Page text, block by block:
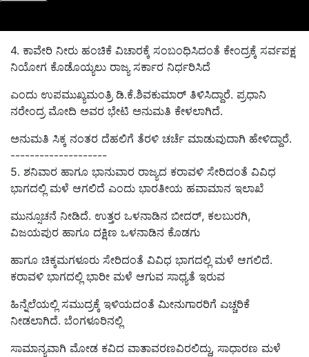
4. ಕಾವೇರಿ ನೀರು ಹಂಚಿಕೆ ವಿಚಾರಕ್ಕೆ ಸಂಬಂಧಿಸಿದಂತೆ ಕೇಂದ್ರಕ್ಕೆ ಸರ್ವಪಕ್ಷ
ನಿಯೋಗ ಕೊಡೊಯ್ಯಲು ರಾಜ್ಯ ಸರ್ಕಾರ ನಿರ್ಧರಿಸಿದೆ
ಎಂದು ಉಪಮುಖ್ಯಮಂತ್ರಿ ಡಿ.ಕೆ.ಶಿವಕುಮಾರ್ ತಿಳಿಸಿದ್ದಾರೆ. ಪ್ರಧಾನಿ
ನರೇಂದ್ರ ಮೋದಿ ಅವರ ಭೇಟಿ ಅನುಮತಿ ಕೇಳಲಾಗಿದೆ.
ಅನುಮತಿ ಸಿಕ್ಕ ನಂತರ ದೆಹಲಿಗೆ ತೆರಳಿ ಚರ್ಚೆ ಮಾಡುವುದಾಗಿ ಹೇಳಿದ್ದಾರೆ.
--------------------
5. ಶನಿವಾರ ಹಾಗೂ ಭಾನುವಾರ ರಾಜ್ಯದ ಕರಾವಳಿ ಸೇರಿದಂತೆ ವಿವಿಧ
ಭಾಗದಲ್ಲಿ ಮಳೆ ಆಗಲಿದೆ ಎಂದು ಭಾರತೀಯ ಹವಾಮಾನ ಇಲಾಖೆ
ಮುನ್ಸೂಚನೆ ನೀಡಿದೆ. ಉತ್ತರ ಒಳನಾಡಿನ ಬೀದರ್‌, ಕಲಬುರಗಿ,
ವಿಜಯಪುರ ಹಾಗೂ ದಕ್ಷಿಣ ಒಳನಾಡಿನ ಕೊಡಗು
ಹಾಗೂ ಚಿಕ್ಕಮಗಳೂರು ಸೇರಿದಂತೆ ವಿವಿಧ ಭಾಗದಲ್ಲಿ ಮಳೆ ಆಗಲಿದೆ.
ಕರಾವಳಿ ಭಾಗದಲ್ಲಿ ಭಾರೀ ಮಳೆ ಆಗುವ ಸಾಧ್ಯತೆ ಇರುವ
ಹಿನ್ನೆಲೆಯಲ್ಲಿ ಸಮುದ್ರಕ್ಕೆ ಇಳಿಯದಂತೆ ಮೀನುಗಾರರಿಗೆ ಎಚ್ಚರಿಕೆ
ನೀಡಲಾಗಿದೆ. ಬೆಂಗಳೂರಿನಲ್ಲಿ
ಸಾಮಾನ್ಯವಾಗಿ ಮೋಡ ಕವಿದ ವಾತಾವರಣವಿರಲಿದ್ದು, ಸಾಧಾರಣ ಮಳೆ